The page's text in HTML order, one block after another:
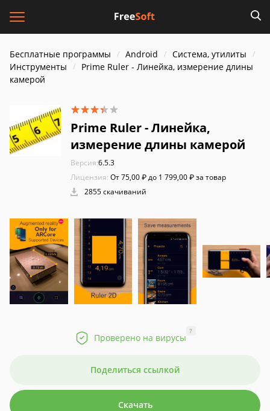
Бесплатные программы Android
Система, утилиты
Инструменты
Prime Ruler - Линейка, измерение длины
камерой
Prime Ruler - Линейка,
измерение длины камерой
Версия:6.5.3
Лицензия: От 75,00 ₽ до 1 799,00 ₽ за товар
2855 скачиваний
Проверено на вирусы
?
Поделиться ссылкой
Скачать